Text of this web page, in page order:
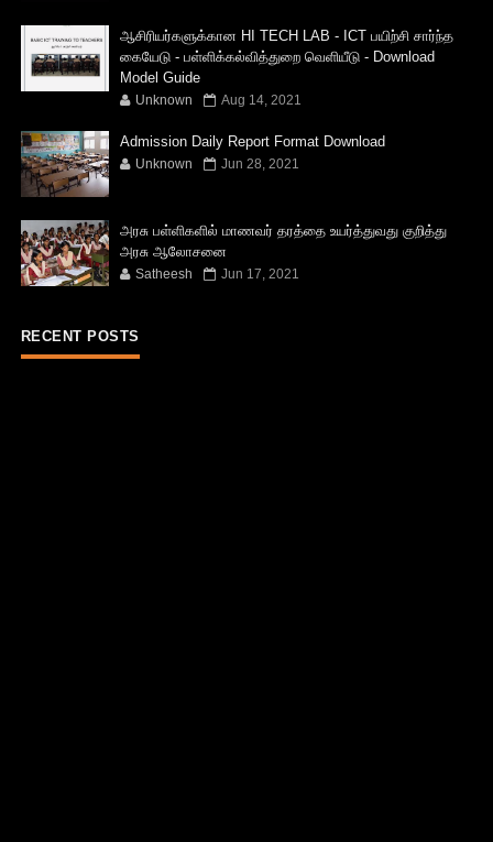
ஆசிரியர்களுக்கான HI TECH LAB - ICT பயிற்சி சார்ந்த
கையேடு - பள்ளிக்கல்வித்துறை வெளியீடு - Download
Model Guide
Unknown Aug 14, 2021
Admission Daily Report Format Download
Unknown Jun 28, 2021
அரசு பள்ளிகளில் மாணவர் தரத்தை உயர்த்துவது குறித்து
அரசு ஆலோசனை
Satheesh Jun 17, 2021
RECENT POSTS